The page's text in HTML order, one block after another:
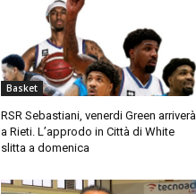
Basket
RSR Sebastiani, venerdi Green arriverà
a Rieti. L’approdo in Città di White
slitta a domenica